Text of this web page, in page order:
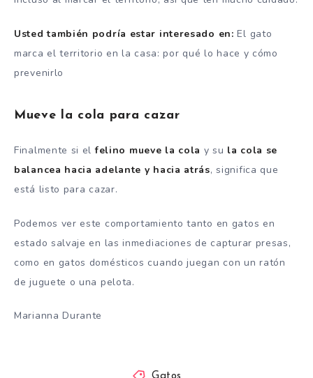
Usted también podría estar interesado en:El gato
marca el territorio en la casa: por qué lo hace y cómo
prevenirlo
Mueve la cola para cazar
Finalmente si elfelino mueve la cola y su la cola se
balancea hacia adelante y hacia atrás, significa que
está listo para cazar.
Podemos ver este comportamiento tanto en gatos en
estado salvaje en las inmediaciones de capturar presas,
como en gatos domésticos cuando juegan con un ratón
de juguete o una pelota.
Marianna Durante